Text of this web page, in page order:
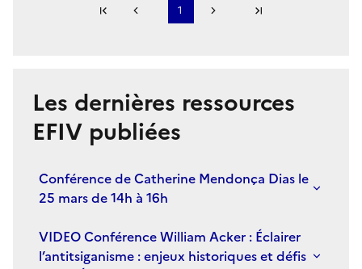
Première page
Page précédente
1
Page suivanteDernière page
Les dernières ressources
EFIV publiées
Conférence de Catherine Mendonça Dias le
25 mars de 14h à 16h
VIDEO Conférence William Acker : Éclairer
l’antitsiganisme : enjeux historiques et défis